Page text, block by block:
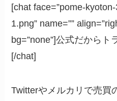
[chat face=”pome-
1.png” name=””
bg=”none”]公式だからト
[/chat]
Twitterやメルカリで売買